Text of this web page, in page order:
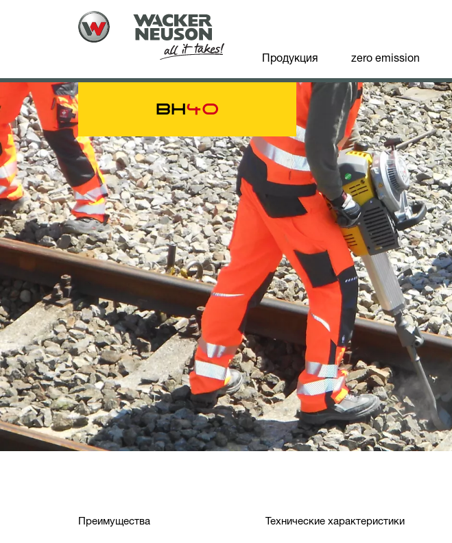
Продукция zero emission
BH40
Преимущества Технические характеристики